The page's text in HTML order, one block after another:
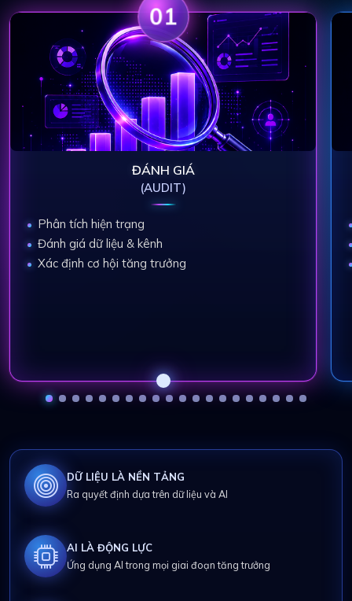
01
ĐÁNH GIÁ
(AUDIT)
Phân tích hiện trạng
Đánh giá dữ liệu & kênh
Xác định cơ hội tăng trưởng
DỮ LIỆU LÀ NỀN TẢNG
Ra quyết định dựa trên dữ liệu và AI
AI LÀ ĐỘNG LỰC
Ứng dụng AI trong mọi giai đoạn tăng trưởng